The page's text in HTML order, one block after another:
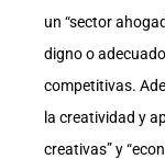
un “sector
digno o
competitivas.
la creatividad y
creativas” y